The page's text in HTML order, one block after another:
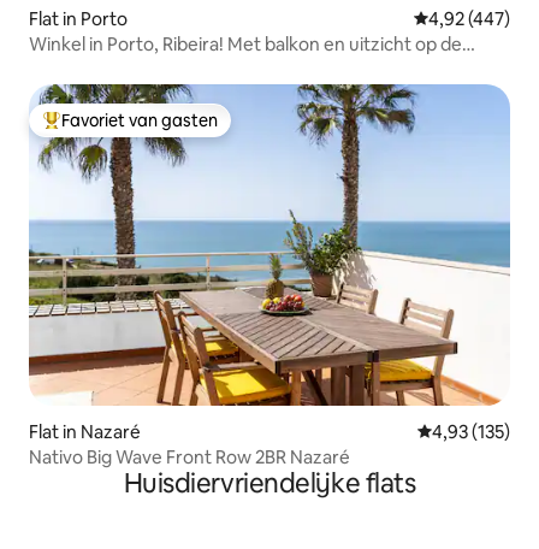
Flat in Porto Gemiddelde
4,92 (447)
Winkel in Porto, Ribeira! Met balkon en uitzicht op de
Topfavoriet van gasten
Favoriet van gasten
Flat in Nazaré Gemiddelde
4,93 (135)
Nativo Big Wave Front Row 2BR Nazaré
Huisdiervriendelijke flats